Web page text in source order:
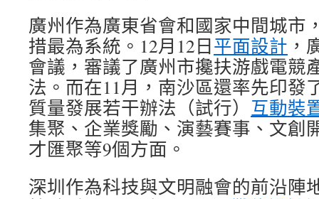
廣州作為廣東省會和國家中間城市
措最為系統。12月12日平面設計 ，
會議，審議了廣州市攙扶游戲電競
法。而在11月，南沙區還率先印發
質量發展若干辦法（試行） 互動裝
集聚、企業獎勵、演藝賽事、文創
才匯聚等9個方面。
深圳作為科技與文明融會的前沿陣